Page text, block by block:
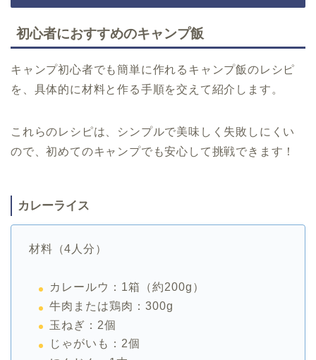
初心者におすすめのキャンプ飯
キャンプ初心者でも簡単に作れるキャンプ飯のレシピ
を、具体的に材料と作る手順を交えて紹介します。
これらのレシピは、シンプルで美味しく失敗しにくい
ので、初めてのキャンプでも安心して挑戦できます！
カレーライス
材料（4人分）
カレールウ：1箱（約200g）
牛肉または鶏肉：300g
玉ねぎ：2個
じゃがいも：2個